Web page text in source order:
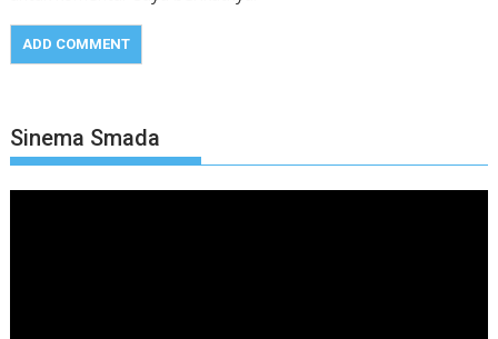
Sinema Smada